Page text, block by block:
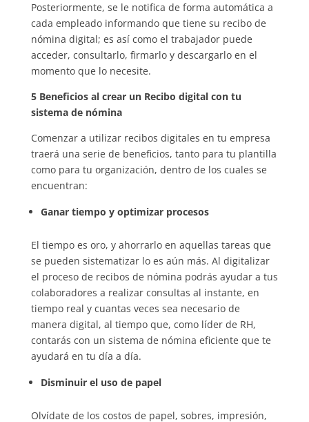
Posteriormente, se le notifica de forma automática a
cada empleado informando que tiene su recibo de
nómina digital; es así como el trabajador puede
acceder, consultarlo, firmarlo y descargarlo en el
momento que lo necesite.
5 Beneficios al crear un Recibo digital con tu
sistema de nómina
Comenzar a utilizar recibos digitales en tu empresa
traerá una serie de beneficios, tanto para tu plantilla
como para tu organización, dentro de los cuales se
encuentran:
Ganar tiempo y optimizar procesos
El tiempo es oro, y ahorrarlo en aquellas tareas que
se pueden sistematizar lo es aún más. Al digitalizar
el proceso de recibos de nómina podrás ayudar a tus
colaboradores a realizar consultas al instante, en
tiempo real y cuantas veces sea necesario de
manera digital, al tiempo que, como líder de RH,
contarás con un sistema de nómina eficiente que te
ayudará en tu día a día.
Disminuir el uso de papel
Olvídate de los costos de papel, sobres, impresión,